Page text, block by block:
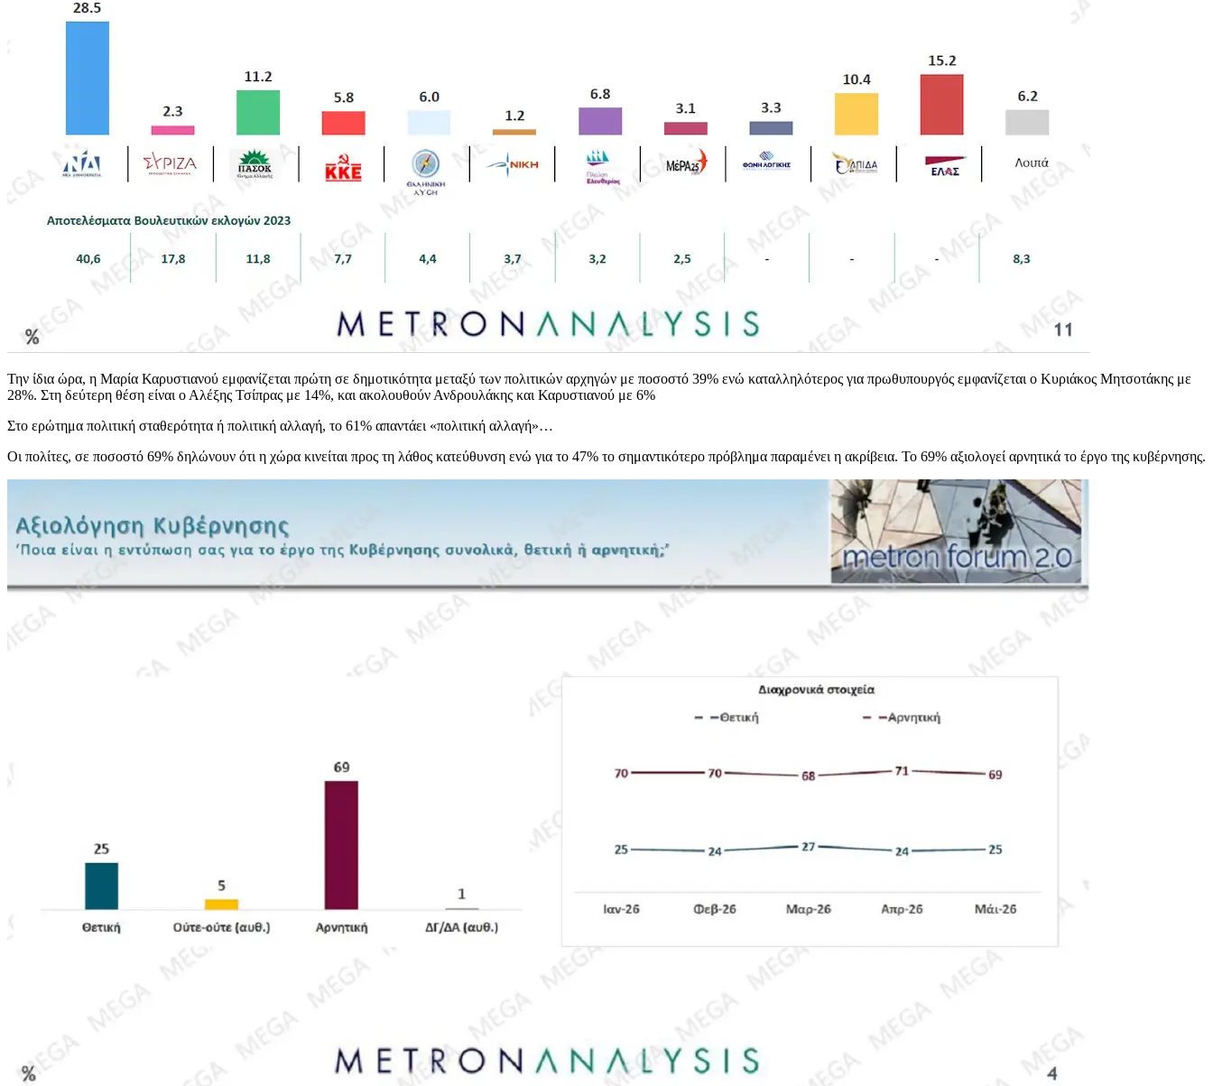
Την ίδια ώρα, η Μαρία Καρυστιανού εμφανίζεται πρώτη σε δημοτικότητα μεταξύ των πολιτικών αρχηγών με ποσοστό 39% ενώ καταλληλότερος για πρωθυπουργός εμφανίζεται ο Κυριάκος Μητσοτάκης με
28%. Στη δεύτερη θέση είναι ο Αλέξης Τσίπρας με 14%, και ακολουθούν Ανδρουλάκης και Καρυστιανού με 6%
Στο ερώτημα πολιτική σταθερότητα ή πολιτική αλλαγή, το 61% απαντάει «πολιτική αλλαγή»…
Οι πολίτες, σε ποσοστό 69% δηλώνουν ότι η χώρα κινείται προς τη λάθος κατεύθυνση ενώ για το 47% το σημαντικότερο πρόβλημα παραμένει η ακρίβεια. Το 69% αξιολογεί αρνητικά το έργο της κυβέρνησης.